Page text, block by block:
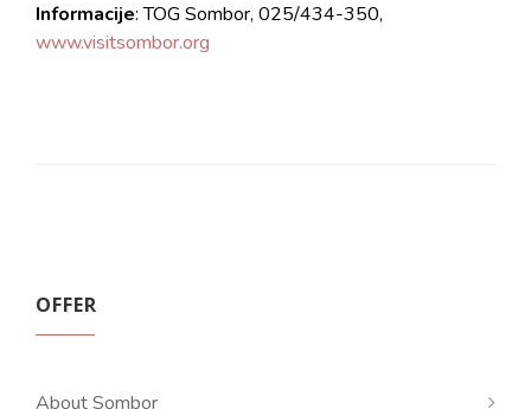
Informacije: TOG Sombor, 025/434-350,
www.visitsombor.org
OFFER
About Sombor